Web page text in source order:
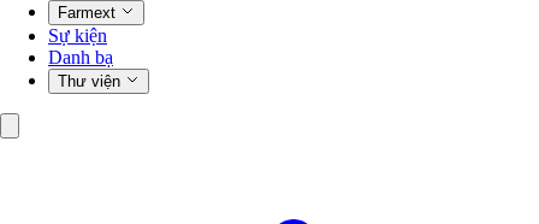
Farmext
Sự kiện
Danh bạ
Thư viện